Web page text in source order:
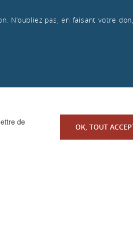
de
OK, TOUT
N’oubliez pas, en faisant votre don,